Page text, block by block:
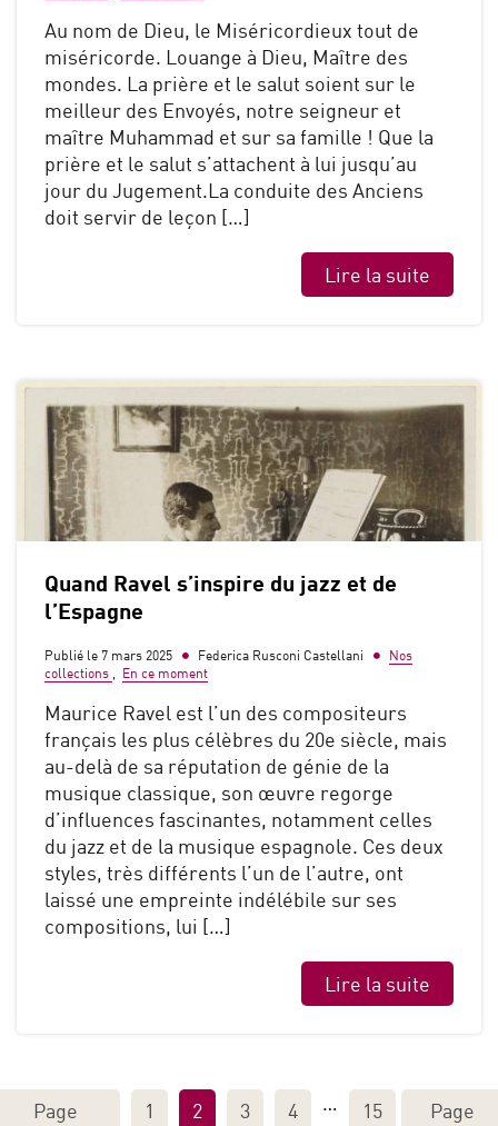
Au nom de Dieu, le Miséricordieux tout de
miséricorde. Louange à Dieu, Maître des
mondes. La prière et le salut soient sur le
meilleur des Envoyés, notre seigneur et
maître Muhammad et sur sa famille ! Que la
prière et le salut s’attachent à lui jusqu’au
jour du Jugement.La conduite des Anciens
doit servir de leçon […]
Lire la suite
Quand Ravel s’inspire du jazz et de
l’Espagne
Publié le 7 mars 2025 Federica Rusconi Castellani
Nos
collections , En ce moment
Maurice Ravel est l’un des compositeurs
français les plus célèbres du 20e siècle, mais
au-delà de sa réputation de génie de la
musique classique, son œuvre regorge
d’influences fascinantes, notamment celles
du jazz et de la musique espagnole. Ces deux
styles, très différents l’un de l’autre, ont
laissé une empreinte indélébile sur ses
compositions, lui […]
Lire la suite
Page
1 2 3 4 … 15
Page